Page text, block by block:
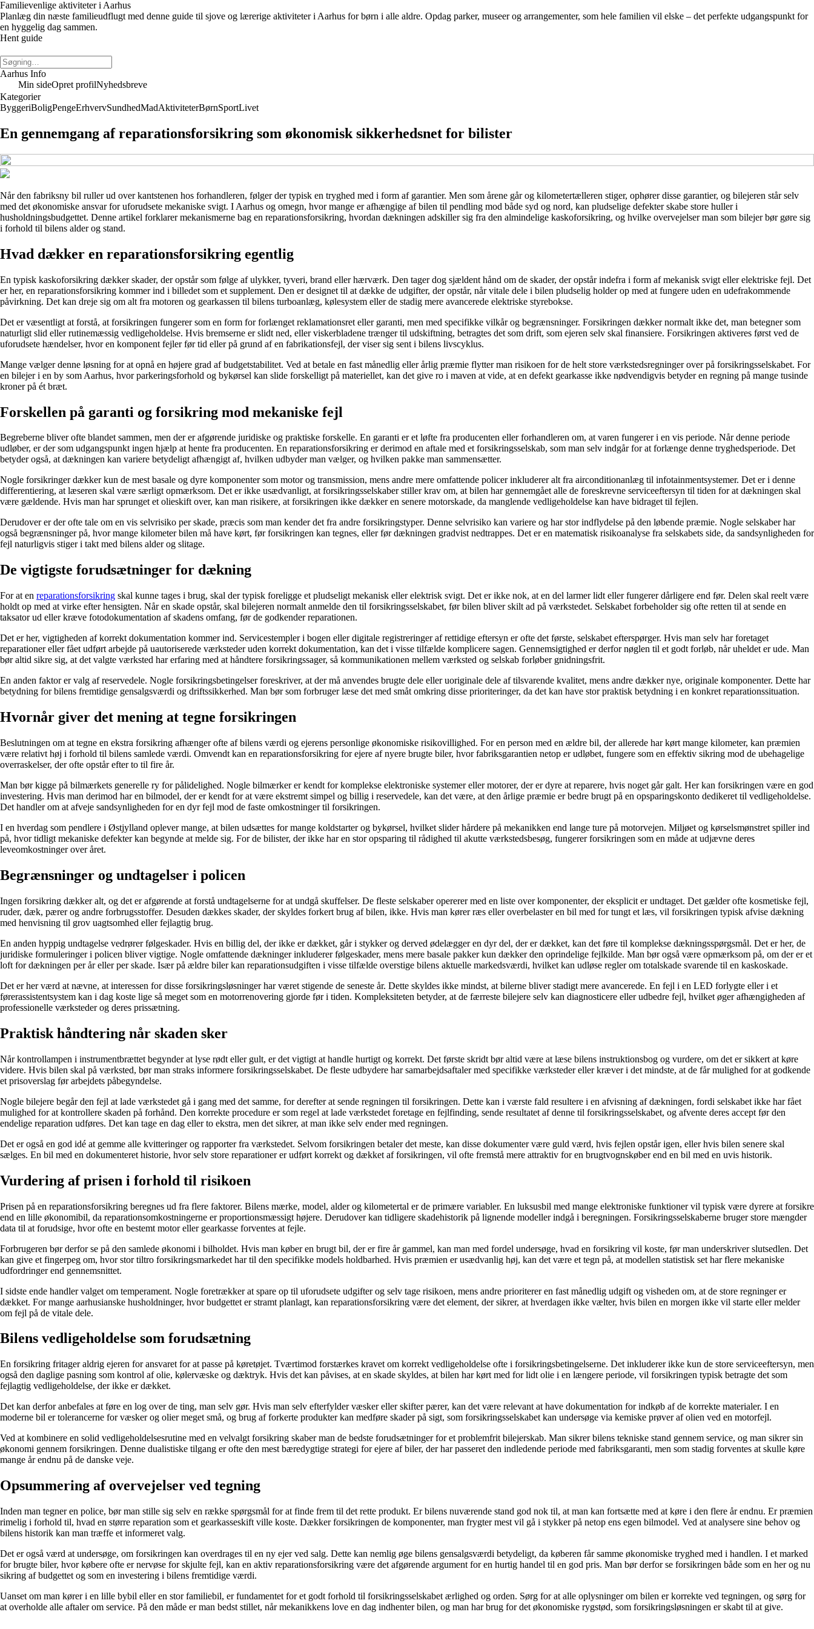
Familievenlige aktiviteter i Aarhus
Planlæg din næste familieudflugt med denne guide til sjove og lærerige aktiviteter i Aarhus for børn i alle aldre. Opdag parker, museer og arrangementer, som hele familien vil elske – det perfekte udgangspunkt for
en hyggelig dag sammen.
Hent guide
Aarhus Info
Min sideOpret profilNyhedsbreve
Kategorier
ByggeriBoligPengeErhvervSundhedMadAktiviteterBørnSportLivet
En gennemgang af reparationsforsikring som økonomisk sikkerhedsnet for bilister
Når den fabriksny bil ruller ud over kantstenen hos forhandleren, følger der typisk en tryghed med i form af garantier. Men som årene går og kilometertælleren stiger, ophører disse garantier, og bilejeren står selv
med det økonomiske ansvar for uforudsete mekaniske svigt. I Aarhus og omegn, hvor mange er afhængige af bilen til pendling mod både syd og nord, kan pludselige defekter skabe store huller i
husholdningsbudgettet. Denne artikel forklarer mekanismerne bag en reparationsforsikring, hvordan dækningen adskiller sig fra den almindelige kaskoforsikring, og hvilke overvejelser man som bilejer bør gøre sig
i forhold til bilens alder og stand.
Hvad dækker en reparationsforsikring egentlig
En typisk kaskoforsikring dækker skader, der opstår som følge af ulykker, tyveri, brand eller hærværk. Den tager dog sjældent hånd om de skader, der opstår indefra i form af mekanisk svigt eller elektriske fejl. Det
er her, en reparationsforsikring kommer ind i billedet som et supplement. Den er designet til at dække de udgifter, der opstår, når vitale dele i bilen pludselig holder op med at fungere uden en udefrakommende
påvirkning. Det kan dreje sig om alt fra motoren og gearkassen til bilens turboanlæg, kølesystem eller de stadig mere avancerede elektriske styrebokse.
Det er væsentligt at forstå, at forsikringen fungerer som en form for forlænget reklamationsret eller garanti, men med specifikke vilkår og begrænsninger. Forsikringen dækker normalt ikke det, man betegner som
naturligt slid eller rutinemæssig vedligeholdelse. Hvis bremserne er slidt ned, eller viskerbladene trænger til udskiftning, betragtes det som drift, som ejeren selv skal finansiere. Forsikringen aktiveres først ved de
uforudsete hændelser, hvor en komponent fejler før tid eller på grund af en fabrikationsfejl, der viser sig sent i bilens livscyklus.
Mange vælger denne løsning for at opnå en højere grad af budgetstabilitet. Ved at betale en fast månedlig eller årlig præmie flytter man risikoen for de helt store værkstedsregninger over på forsikringsselskabet. For
en bilejer i en by som Aarhus, hvor parkeringsforhold og bykørsel kan slide forskelligt på materiellet, kan det give ro i maven at vide, at en defekt gearkasse ikke nødvendigvis betyder en regning på mange tusinde
kroner på ét bræt.
Forskellen på garanti og forsikring mod mekaniske fejl
Begreberne bliver ofte blandet sammen, men der er afgørende juridiske og praktiske forskelle. En garanti er et løfte fra producenten eller forhandleren om, at varen fungerer i en vis periode. Når denne periode
udløber, er der som udgangspunkt ingen hjælp at hente fra producenten. En reparationsforsikring er derimod en aftale med et forsikringsselskab, som man selv indgår for at forlænge denne tryghedsperiode. Det
betyder også, at dækningen kan variere betydeligt afhængigt af, hvilken udbyder man vælger, og hvilken pakke man sammensætter.
Nogle forsikringer dækker kun de mest basale og dyre komponenter som motor og transmission, mens andre mere omfattende policer inkluderer alt fra airconditionanlæg til infotainmentsystemer. Det er i denne
differentiering, at læseren skal være særligt opmærksom. Det er ikke usædvanligt, at forsikringsselskaber stiller krav om, at bilen har gennemgået alle de foreskrevne serviceeftersyn til tiden for at dækningen skal
være gældende. Hvis man har sprunget et olieskift over, kan man risikere, at forsikringen ikke dækker en senere motorskade, da manglende vedligeholdelse kan have bidraget til fejlen.
Derudover er der ofte tale om en vis selvrisiko per skade, præcis som man kender det fra andre forsikringstyper. Denne selvrisiko kan variere og har stor indflydelse på den løbende præmie. Nogle selskaber har
også begrænsninger på, hvor mange kilometer bilen må have kørt, før forsikringen kan tegnes, eller før dækningen gradvist nedtrappes. Det er en matematisk risikoanalyse fra selskabets side, da sandsynligheden for
fejl naturligvis stiger i takt med bilens alder og slitage.
De vigtigste forudsætninger for dækning
For at en reparationsforsikring skal kunne tages i brug, skal der typisk foreligge et pludseligt mekanisk eller elektrisk svigt. Det er ikke nok, at en del larmer lidt eller fungerer dårligere end før. Delen skal reelt være
holdt op med at virke efter hensigten. Når en skade opstår, skal bilejeren normalt anmelde den til forsikringsselskabet, før bilen bliver skilt ad på værkstedet. Selskabet forbeholder sig ofte retten til at sende en
taksator ud eller kræve fotodokumentation af skadens omfang, før de godkender reparationen.
Det er her, vigtigheden af korrekt dokumentation kommer ind. Servicestempler i bogen eller digitale registreringer af rettidige eftersyn er ofte det første, selskabet efterspørger. Hvis man selv har foretaget
reparationer eller fået udført arbejde på uautoriserede værksteder uden korrekt dokumentation, kan det i visse tilfælde komplicere sagen. Gennemsigtighed er derfor nøglen til et godt forløb, når uheldet er ude. Man
bør altid sikre sig, at det valgte værksted har erfaring med at håndtere forsikringssager, så kommunikationen mellem værksted og selskab forløber gnidningsfrit.
En anden faktor er valg af reservedele. Nogle forsikringsbetingelser foreskriver, at der må anvendes brugte dele eller uoriginale dele af tilsvarende kvalitet, mens andre dækker nye, originale komponenter. Dette har
betydning for bilens fremtidige gensalgsværdi og driftssikkerhed. Man bør som forbruger læse det med småt omkring disse prioriteringer, da det kan have stor praktisk betydning i en konkret reparationssituation.
Hvornår giver det mening at tegne forsikringen
Beslutningen om at tegne en ekstra forsikring afhænger ofte af bilens værdi og ejerens personlige økonomiske risikovillighed. For en person med en ældre bil, der allerede har kørt mange kilometer, kan præmien
være relativt høj i forhold til bilens samlede værdi. Omvendt kan en reparationsforsikring for ejere af nyere brugte biler, hvor fabriksgarantien netop er udløbet, fungere som en effektiv sikring mod de ubehagelige
overraskelser, der ofte opstår efter to til fire år.
Man bør kigge på bilmærkets generelle ry for pålidelighed. Nogle bilmærker er kendt for komplekse elektroniske systemer eller motorer, der er dyre at reparere, hvis noget går galt. Her kan forsikringen være en god
investering. Hvis man derimod har en bilmodel, der er kendt for at være ekstremt simpel og billig i reservedele, kan det være, at den årlige præmie er bedre brugt på en opsparingskonto dedikeret til vedligeholdelse.
Det handler om at afveje sandsynligheden for en dyr fejl mod de faste omkostninger til forsikringen.
I en hverdag som pendlere i Østjylland oplever mange, at bilen udsættes for mange koldstarter og bykørsel, hvilket slider hårdere på mekanikken end lange ture på motorvejen. Miljøet og kørselsmønstret spiller ind
på, hvor tidligt mekaniske defekter kan begynde at melde sig. For de bilister, der ikke har en stor opsparing til rådighed til akutte værkstedsbesøg, fungerer forsikringen som en måde at udjævne deres
leveomkostninger over året.
Begrænsninger og undtagelser i policen
Ingen forsikring dækker alt, og det er afgørende at forstå undtagelserne for at undgå skuffelser. De fleste selskaber opererer med en liste over komponenter, der eksplicit er undtaget. Det gælder ofte kosmetiske fejl,
ruder, dæk, pærer og andre forbrugsstoffer. Desuden dækkes skader, der skyldes forkert brug af bilen, ikke. Hvis man kører ræs eller overbelaster en bil med for tungt et læs, vil forsikringen typisk afvise dækning
med henvisning til grov uagtsomhed eller fejlagtig brug.
En anden hyppig undtagelse vedrører følgeskader. Hvis en billig del, der ikke er dækket, går i stykker og derved ødelægger en dyr del, der er dækket, kan det føre til komplekse dækningsspørgsmål. Det er her, de
juridiske formuleringer i policen bliver vigtige. Nogle omfattende dækninger inkluderer følgeskader, mens mere basale pakker kun dækker den oprindelige fejlkilde. Man bør også være opmærksom på, om der er et
loft for dækningen per år eller per skade. Især på ældre biler kan reparationsudgiften i visse tilfælde overstige bilens aktuelle markedsværdi, hvilket kan udløse regler om totalskade svarende til en kaskoskade.
Det er her værd at nævne, at interessen for disse forsikringsløsninger har været stigende de seneste år. Dette skyldes ikke mindst, at bilerne bliver stadigt mere avancerede. En fejl i en LED forlygte eller i et
førerassistentsystem kan i dag koste lige så meget som en motorrenovering gjorde før i tiden. Kompleksiteten betyder, at de færreste bilejere selv kan diagnosticere eller udbedre fejl, hvilket øger afhængigheden af
professionelle værksteder og deres prissætning.
Praktisk håndtering når skaden sker
Når kontrollampen i instrumentbrættet begynder at lyse rødt eller gult, er det vigtigt at handle hurtigt og korrekt. Det første skridt bør altid være at læse bilens instruktionsbog og vurdere, om det er sikkert at køre
videre. Hvis bilen skal på værksted, bør man straks informere forsikringsselskabet. De fleste udbydere har samarbejdsaftaler med specifikke værksteder eller kræver i det mindste, at de får mulighed for at godkende
et prisoverslag før arbejdets påbegyndelse.
Nogle bilejere begår den fejl at lade værkstedet gå i gang med det samme, for derefter at sende regningen til forsikringen. Dette kan i værste fald resultere i en afvisning af dækningen, fordi selskabet ikke har fået
mulighed for at kontrollere skaden på forhånd. Den korrekte procedure er som regel at lade værkstedet foretage en fejlfinding, sende resultatet af denne til forsikringsselskabet, og afvente deres accept før den
endelige reparation udføres. Det kan tage en dag eller to ekstra, men det sikrer, at man ikke selv ender med regningen.
Det er også en god idé at gemme alle kvitteringer og rapporter fra værkstedet. Selvom forsikringen betaler det meste, kan disse dokumenter være guld værd, hvis fejlen opstår igen, eller hvis bilen senere skal
sælges. En bil med en dokumenteret historie, hvor selv store reparationer er udført korrekt og dækket af forsikringen, vil ofte fremstå mere attraktiv for en brugtvognskøber end en bil med en uvis historik.
Vurdering af prisen i forhold til risikoen
Prisen på en reparationsforsikring beregnes ud fra flere faktorer. Bilens mærke, model, alder og kilometertal er de primære variabler. En luksusbil med mange elektroniske funktioner vil typisk være dyrere at forsikre
end en lille økonomibil, da reparationsomkostningerne er proportionsmæssigt højere. Derudover kan tidligere skadehistorik på lignende modeller indgå i beregningen. Forsikringsselskaberne bruger store mængder
data til at forudsige, hvor ofte en bestemt motor eller gearkasse forventes at fejle.
Forbrugeren bør derfor se på den samlede økonomi i bilholdet. Hvis man køber en brugt bil, der er fire år gammel, kan man med fordel undersøge, hvad en forsikring vil koste, før man underskriver slutsedlen. Det
kan give et fingerpeg om, hvor stor tiltro forsikringsmarkedet har til den specifikke models holdbarhed. Hvis præmien er usædvanlig høj, kan det være et tegn på, at modellen statistisk set har flere mekaniske
udfordringer end gennemsnittet.
I sidste ende handler valget om temperament. Nogle foretrækker at spare op til uforudsete udgifter og selv tage risikoen, mens andre prioriterer en fast månedlig udgift og visheden om, at de store regninger er
dækket. For mange aarhusianske husholdninger, hvor budgettet er stramt planlagt, kan reparationsforsikring være det element, der sikrer, at hverdagen ikke vælter, hvis bilen en morgen ikke vil starte eller melder
om fejl på de vitale dele.
Bilens vedligeholdelse som forudsætning
En forsikring fritager aldrig ejeren for ansvaret for at passe på køretøjet. Tværtimod forstærkes kravet om korrekt vedligeholdelse ofte i forsikringsbetingelserne. Det inkluderer ikke kun de store serviceeftersyn, men
også den daglige pasning som kontrol af olie, kølervæske og dæktryk. Hvis det kan påvises, at en skade skyldes, at bilen har kørt med for lidt olie i en længere periode, vil forsikringen typisk betragte det som
fejlagtig vedligeholdelse, der ikke er dækket.
Det kan derfor anbefales at føre en log over de ting, man selv gør. Hvis man selv efterfylder væsker eller skifter pærer, kan det være relevant at have dokumentation for indkøb af de korrekte materialer. I en
moderne bil er tolerancerne for væsker og olier meget små, og brug af forkerte produkter kan medføre skader på sigt, som forsikringsselskabet kan undersøge via kemiske prøver af olien ved en motorfejl.
Ved at kombinere en solid vedligeholdelsesrutine med en velvalgt forsikring skaber man de bedste forudsætninger for et problemfrit bilejerskab. Man sikrer bilens tekniske stand gennem service, og man sikrer sin
økonomi gennem forsikringen. Denne dualistiske tilgang er ofte den mest bæredygtige strategi for ejere af biler, der har passeret den indledende periode med fabriksgaranti, men som stadig forventes at skulle køre
mange år endnu på de danske veje.
Opsummering af overvejelser ved tegning
Inden man tegner en police, bør man stille sig selv en række spørgsmål for at finde frem til det rette produkt. Er bilens nuværende stand god nok til, at man kan fortsætte med at køre i den flere år endnu. Er præmien
rimelig i forhold til, hvad en større reparation som et gearkasseskift ville koste. Dækker forsikringen de komponenter, man frygter mest vil gå i stykker på netop ens egen bilmodel. Ved at analysere sine behov og
bilens historik kan man træffe et informeret valg.
Det er også værd at undersøge, om forsikringen kan overdrages til en ny ejer ved salg. Dette kan nemlig øge bilens gensalgsværdi betydeligt, da køberen får samme økonomiske tryghed med i handlen. I et marked
for brugte biler, hvor købere ofte er nervøse for skjulte fejl, kan en aktiv reparationsforsikring være det afgørende argument for en hurtig handel til en god pris. Man bør derfor se forsikringen både som en her og nu
sikring af budgettet og som en investering i bilens fremtidige værdi.
Uanset om man kører i en lille bybil eller en stor familiebil, er fundamentet for et godt forhold til forsikringsselskabet ærlighed og orden. Sørg for at alle oplysninger om bilen er korrekte ved tegningen, og sørg for
at overholde alle aftaler om service. På den måde er man bedst stillet, når mekanikkens love en dag indhenter bilen, og man har brug for det økonomiske rygstød, som forsikringsløsningen er skabt til at give.